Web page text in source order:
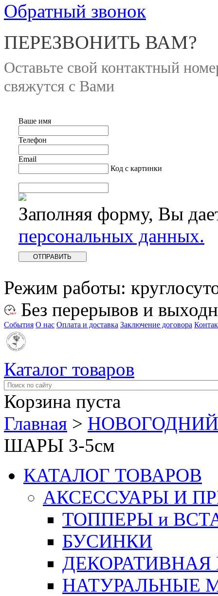
Обратный звонок
ПЕРЕЗВОНИТЬ ВАМ?
Оставьте свой контактный
свяжутся с Вами
Ваше имя
Телефон
Email
Код с картинки
Заполняя форму, Вы
персональных данных.
Режим работы:
Без перерывов и
События О нас Оплата и доставка Заключение договора
Каталог товаров
Корзина пуста
Главная >
ШАРЫ 3-5см
КАТАЛОГ ТОВАРОВ
АКСЕССУАРЫ И
ТОППЕРЫ и
БУСИНКИ
ДЕКОРАТИВНАЯ
НАТУРАЛЬНЫЕ